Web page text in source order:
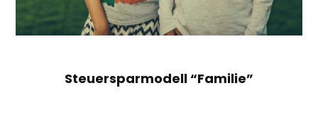
Steuersparmodell “Familie”